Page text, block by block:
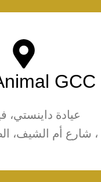
GCC
عيادة داينستي، فيلا
، شارع أم الشيف، الصفا